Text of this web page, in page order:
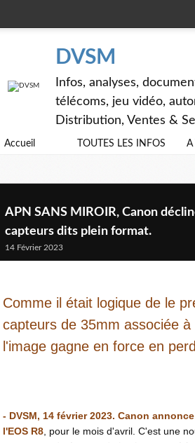
DVSM
Infos, analyses,
télécoms, jeu vidéo,
Distribution, Ventes &
Accueil TOUTES LES INFOS A
APN SANS MIROIR, Canon
capteurs dits plein format.
14 Février 2023
Comme il était logique de le
capteurs de 35mm associée
l'image gagne en force en
- DVSM, 14 février 2023. Canon
l'EOS R8 , pour le mois d'avril. C'est une